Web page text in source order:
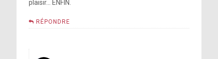
plaisir… ENFIN.
RÉPONDRE